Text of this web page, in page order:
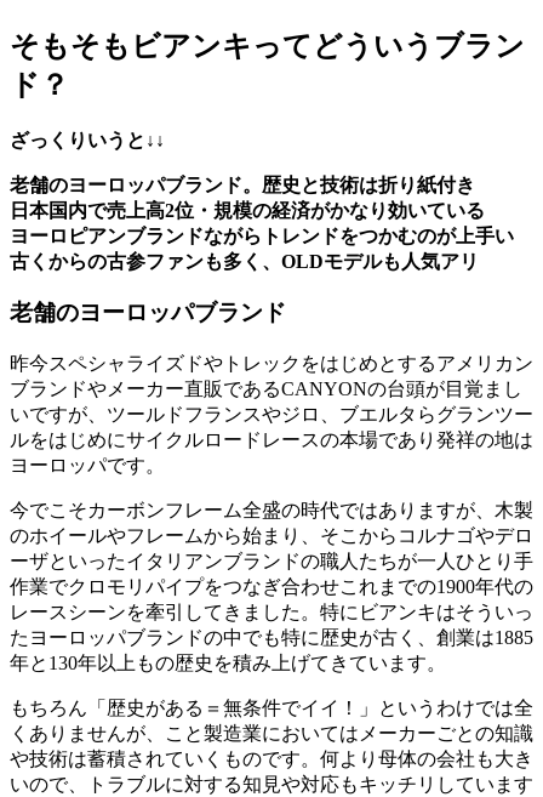
そもそもビアンキってどういうブラン
ド？
ざっくりいうと↓↓
老舗のヨーロッパブランド。歴史と技術は折り紙付き
日本国内で売上高2位・規模の経済がかなり効いている
ヨーロピアンブランドながらトレンドをつかむのが上手い
古くからの古参ファンも多く、OLDモデルも人気アリ
老舗のヨーロッパブランド
昨今スペシャライズドやトレックをはじめとするアメリカン
ブランドやメーカー直販であるCANYONの台頭が目覚まし
いですが、ツールドフランスやジロ、ブエルタらグランツー
ルをはじめにサイクルロードレースの本場であり発祥の地は
ヨーロッパです。
今でこそカーボンフレーム全盛の時代ではありますが、木製
のホイールやフレームから始まり、そこからコルナゴやデロ
ーザといったイタリアンブランドの職人たちが一人ひとり手
作業でクロモリパイプをつなぎ合わせこれまでの1900年代の
レースシーンを牽引してきました。特にビアンキはそういっ
たヨーロッパブランドの中でも特に歴史が古く、創業は1885
年と130年以上もの歴史を積み上げてきています。
もちろん「歴史がある＝無条件でイイ！」というわけでは全
くありませんが、こと製造業においてはメーカーごとの知識
や技術は蓄積されていくものです。何より母体の会社も大き
いので、トラブルに対する知見や対応もキッチリしています